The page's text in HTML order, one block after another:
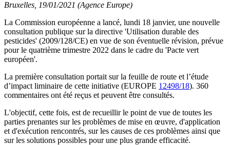
Bruxelles, 19/01/2021 (Agence Europe)
La Commission européenne a lancé, lundi 18 janvier, une nouvelle
consultation publique sur la directive 'Utilisation durable des
pesticides' (2009/128/CE) en vue de son éventuelle révision, prévue
pour le quatrième trimestre 2022 dans le cadre du 'Pacte vert
européen'.
La première consultation portait sur la feuille de route et l’étude
d’impact liminaire de cette initiative (EUROPE 12498/18). 360
commentaires ont été reçus et peuvent être consultés.
L'objectif, cette fois, est de recueillir le point de vue de toutes les
parties prenantes sur les problèmes de mise en œuvre, d'application
et d'exécution rencontrés, sur les causes de ces problèmes ainsi que
sur les solutions possibles pour une plus grande efficacité.